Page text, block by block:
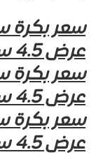
عرض 4.5 سم الكرتونة 30 بكرة
عرض 4.5 سم الكرتونة 36 بكرة
عرض 4.5 سم الكرتونة 36 بكرة